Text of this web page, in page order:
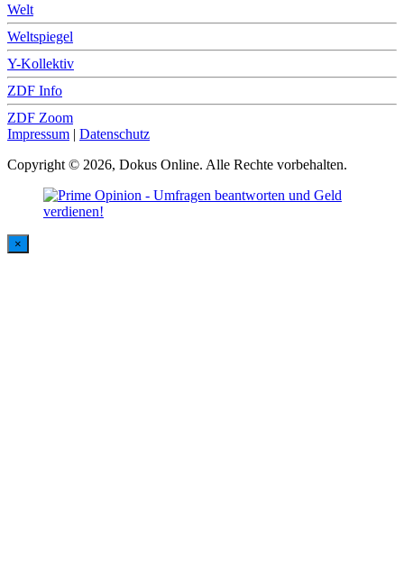
Welt
Weltspiegel
Y-Kollektiv
ZDF Info
ZDF Zoom
Impressum | Datenschutz
Copyright © 2026, Dokus Online. Alle Rechte vorbehalten.
×